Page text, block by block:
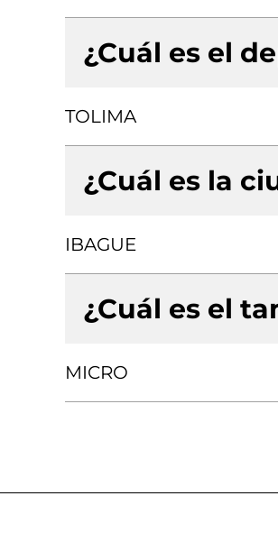
¿Cuál es el
TOLIMA
¿Cuál es la
IBAGUE
¿Cuál es el
MICRO